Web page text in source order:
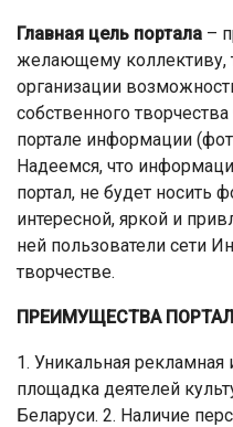
Главная цель портала –
желающему коллективу,
организации
собственного
портале информации
Надеемся, что
портал, не будет носить
интересной, яркой и
ней пользователи сети
творчестве.
ПРЕИМУЩЕСТВА
1. Уникальная
площадка деятелей
Беларуси. 2. Наличие